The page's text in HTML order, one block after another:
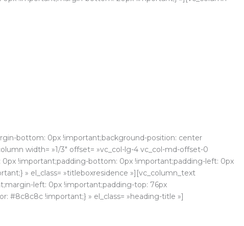
bottom: 0px !important;background-position: center
width= »1/3″ offset= »vc_col-lg-4 vc_col-md-offset-0
0px !important;padding-bottom: 0px !important;padding-left: 0px
» el_class= »titleboxresidence »][vc_column_text
left: 0px !important;padding-top: 76px
#8c8c8c !important;} » el_class= »heading-title »]